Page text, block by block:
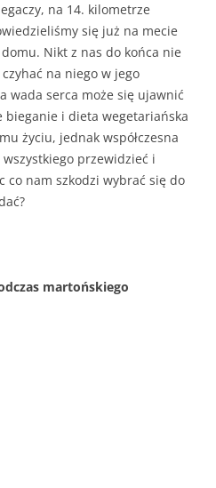
na 14. kilometrze
się już na mecie
Nikt z nas do końca nie
na niego w jego
wada serca może się ujawnić
i dieta wegetariańska
życiu, jednak współczesna
przewidzieć i
co nam szkodzi wybrać się do
martońskiego